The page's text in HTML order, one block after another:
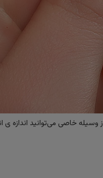
خاصی می‌توانید اندازه ی